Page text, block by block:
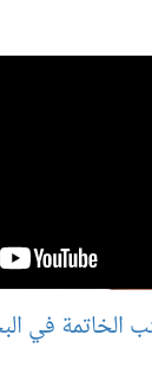
الخاتمة في